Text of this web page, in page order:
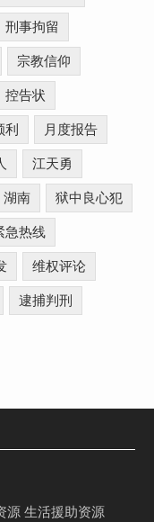
刑事拘留
宗教信仰
控告状
利 月度报告
江天勇
湖南 狱中良心犯
急热线
维权评论
逮捕判刑
源 生活援助资源